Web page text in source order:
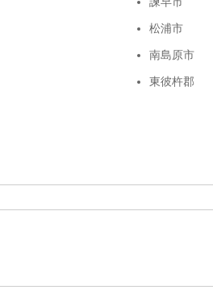
松浦市
南島原市
東彼杵郡